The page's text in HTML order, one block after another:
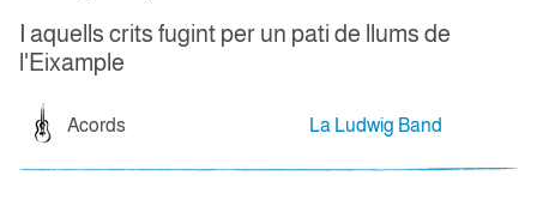
I aquells crits fugint per un pati de llums de
l'Eixample
Acords La Ludwig Band